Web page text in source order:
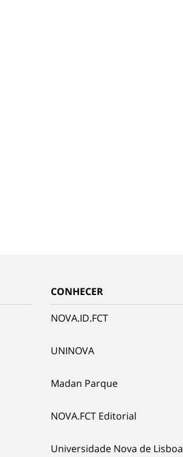
CONHECER
NOVA.ID.FCT
UNINOVA
Madan Parque
NOVA.FCT Editorial
Universidade Nova de Lisboa